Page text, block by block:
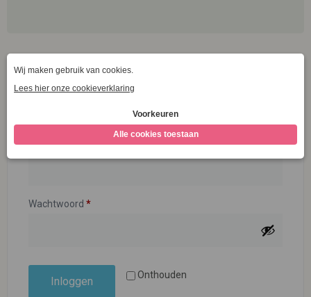
Login
Gebruikersnaam of e-mailadres*
Wachtwoord *
Onthouden
Inloggen